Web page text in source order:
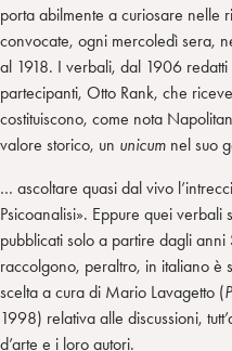
porta abilmente a curiosare nelle
convocate, ogni mercoledì sera,
al 1918. I verbali, dal 1906
partecipanti, Otto Rank, che
costituiscono, come nota
valore storico, un unicum nel suo
… ascoltare quasi dal vivo
Psicoanalisi». Eppure quei
pubblicati solo a partire dagli anni
raccolgono, peraltro, in italiano è
scelta a cura di Mario Lavagetto (
1998) relativa alle discussioni,
d’arte e i loro autori.